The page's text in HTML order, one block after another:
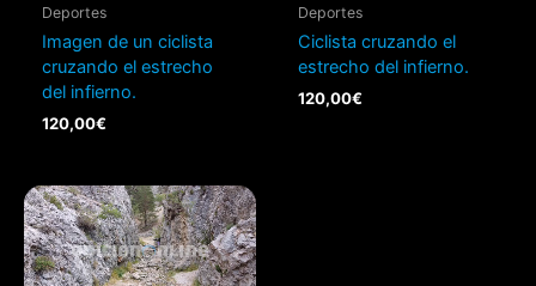
Deportes
Imagen de un ciclista
cruzando el estrecho
del infierno.
120,00€
Deportes
Ciclista cruzando el
estrecho del infierno.
120,00€